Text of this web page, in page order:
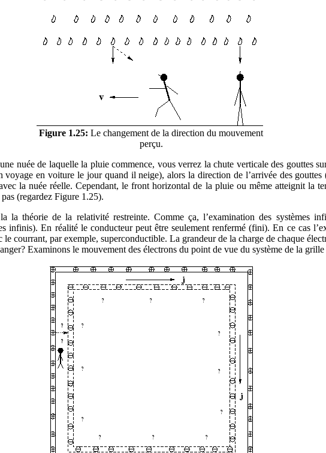
Figure 1.25: Le changement de la direction du mouvement
perçu.
nuée de laquelle la pluie commence, vous verrez la chute verticale des gouttes
en voiture le jour quand il neige), alors la direction de l’arrivée des
la nuée réelle. Cependant, le front horizontal de la pluie ou même atteignit la
(regardez Figure 1.25).
la théorie de la relativité restreinte. Comme ça, l’examination des systèmes
infinis). En réalité le conducteur peut être seulement renfermé (fini). En ce cas
courrant, par exemple, superconductible. La grandeur de la charge de chaque
Examinons le mouvement des électrons du point de vue du système de la